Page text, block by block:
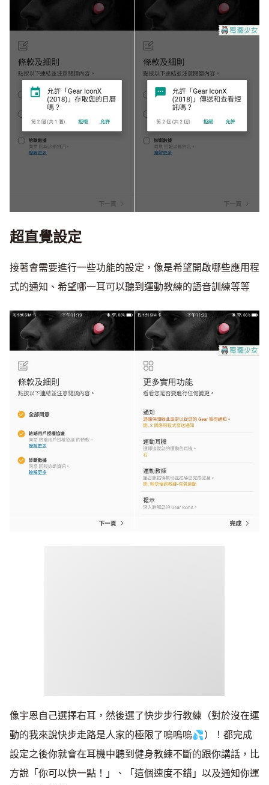
超直覺設定
接著會需要進行一些功能的設定，像是希望開啟哪些應用程
式的通知、希望哪一耳可以聽到運動教練的語音訓練等等
像宇恩自己選擇右耳，然後選了快步步行教練（對於沒在運
動的我來說快步走路是人家的極限了嗚嗚嗚💦）！都完成
設定之後你就會在耳機中聽到健身教練不斷的跟你講話，比
方說「你可以快一點！」、「這個速度不錯」以及通知你運